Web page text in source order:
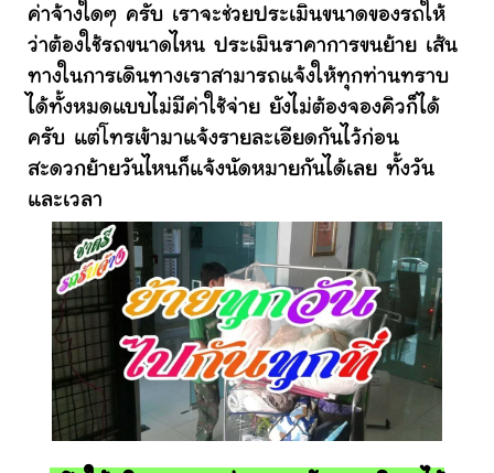
ค่าจ้างใดๆ ครับ เราจะช่วยประเมินขนาดของรถให้
ว่าต้องใช้รถขนาดไหน ประเมินราคาการขนย้าย เส้น
ทางในการเดินทางเราสามารถแจ้งให้ทุกท่านทราบ
ได้ทั้งหมดแบบไม่มีค่าใช้จ่าย ยังไม่ต้องจองคิวก็ได้
ครับ แต่โทรเข้ามาแจ้งรายละเอียดกันไว้ก่อน
สะดวกย้ายวันไหนก็แจ้งนัดหมายกันได้เลย ทั้งวัน
และเวลา